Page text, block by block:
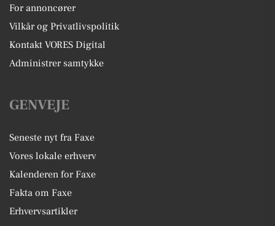
For annoncører
Vilkår og Privatlivspolitik
Kontakt VORES Digital
Administrer samtykke
GENVEJE
Seneste nyt fra Faxe
Vores lokale erhverv
Kalenderen for Faxe
Fakta om Faxe
Erhvervsartikler